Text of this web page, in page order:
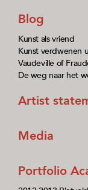
Blog
Kunst als vriend
Kunst verdwenen
Vaudeville of
De weg naar het
Artist
Media
Portfolio